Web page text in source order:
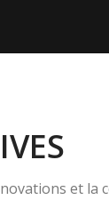
et la